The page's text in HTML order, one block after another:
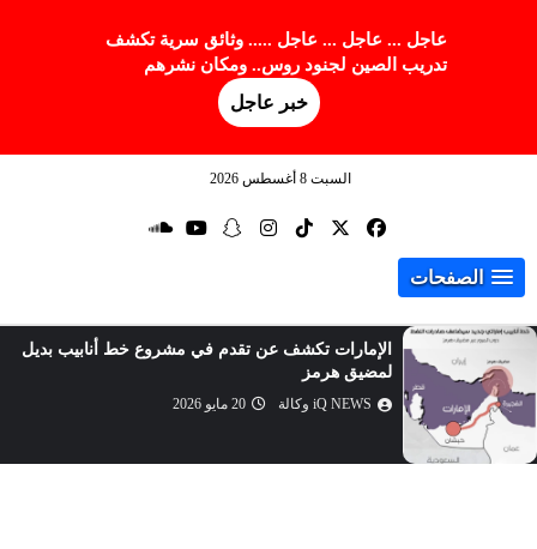
عاجل ... عاجل ... عاجل ..... وثائق سرية تكشف
تدريب الصين لجنود روس.. ومكان نشرهم
خبر عاجل
السبت 8 أغسطس 2026
الصفحات
الإمارات تكشف عن تقدم في مشروع خط أنابيب بديل
لمضيق هرمز
iQ NEWS وكالة 20 مايو 2026